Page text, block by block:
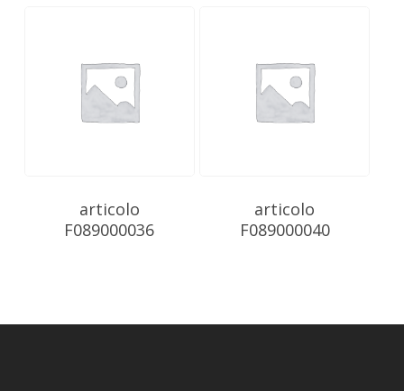
articolo
F089000036
articolo
F089000040